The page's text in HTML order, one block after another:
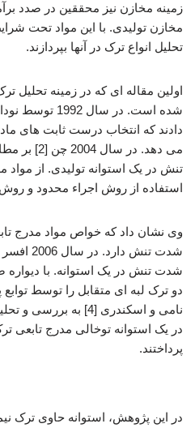
زمینه مخازن نیز محققین در صدد
مخازن تولیدی. با این مواد تحت
تحلیل انواع ترک در آنها بپردازند.
اولین مقاله ای که در زمینه تحلیل
دادند که انتخاب درست ثابت های
می دهد. در
تنش در یک استوانه تولیدی. از مواد
استفاده از روش اجراء محدود و
وی نشان داد که خواص مواد مدرج
شدت تنش در یک استوانه. با دیواره
دو ترک لبه ای متقابل را توسط توابع
نامی و اسکندری [4]
در یک استوانه توخالی مدرج تابعی
پرداختند.
در این پژوهش، استوانه حاوی ترک